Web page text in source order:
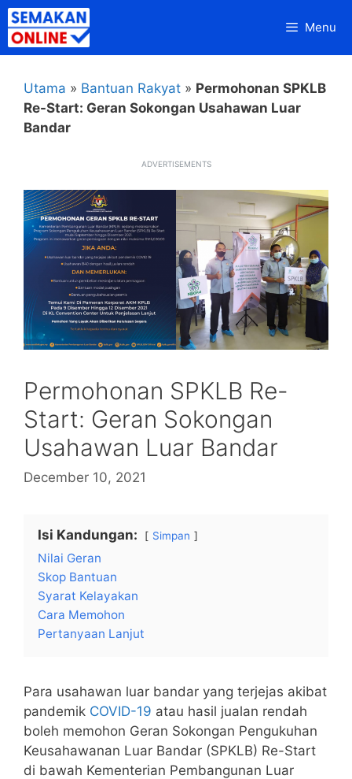
Skip
to
content
Menu
Utama » Bantuan Rakyat » Permohonan SPKLB
Re-Start: Geran Sokongan Usahawan Luar
Bandar
ADVERTISEMENTS
Permohonan SPKLB Re-
Start: Geran Sokongan
Usahawan Luar Bandar
December 10, 2021
Isi Kandungan: Simpan
Nilai Geran
Skop Bantuan
Syarat Kelayakan
Cara Memohon
Pertanyaan Lanjut
Para usahawan luar bandar yang terjejas akibat
pandemik COVID-19 atau hasil jualan rendah
boleh memohon Geran Sokongan Pengukuhan
Keusahawanan Luar Bandar (SPKLB) Re-Start
di bawah Kementerian Pembangunan Luar